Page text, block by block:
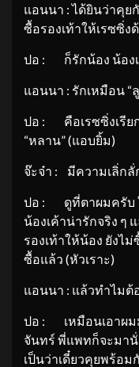
แอนนา : ได้ยินว่าคุย
ซื้อรองเท้าให้เรซซิ่ง
ปอ : ก็รักน้อง น้อง
แอนนา : รักเหมือน “
ปอ : คือเรซซิ่งเรียก
“หลาน” (แอบยิ้ม)
จ๊ะจ๋า : มีความเลิ่กลั่
ปอ : ดูที่ตาผมครับ ใ
น้องเค้าน่ารักจริง ๆ
รองเท้าให้น้อง ยังไ
ซื้อแล้ว (หัวเราะ)
แอนนา : แล้วทำไมต้
ปอ : เหมือนเอาผมม
จันทร์ พี่แพทก็จะมานั่
เป็นว่าเดี๋ยวคุยพร้อม